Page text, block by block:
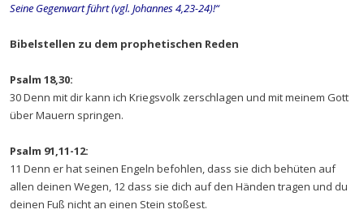
Seine Gegenwart führt (vgl. Johannes 4,23-24)!“
Bibelstellen zu dem prophetischen Reden
Psalm 18,30:
30 Denn mit dir kann ich Kriegsvolk zerschlagen und mit meinem Gott
über Mauern springen.
Psalm 91,11-12:
11 Denn er hat seinen Engeln befohlen, dass sie dich behüten auf
allen deinen Wegen, 12 dass sie dich auf den Händen tragen und du
deinen Fuß nicht an einen Stein stoßest.